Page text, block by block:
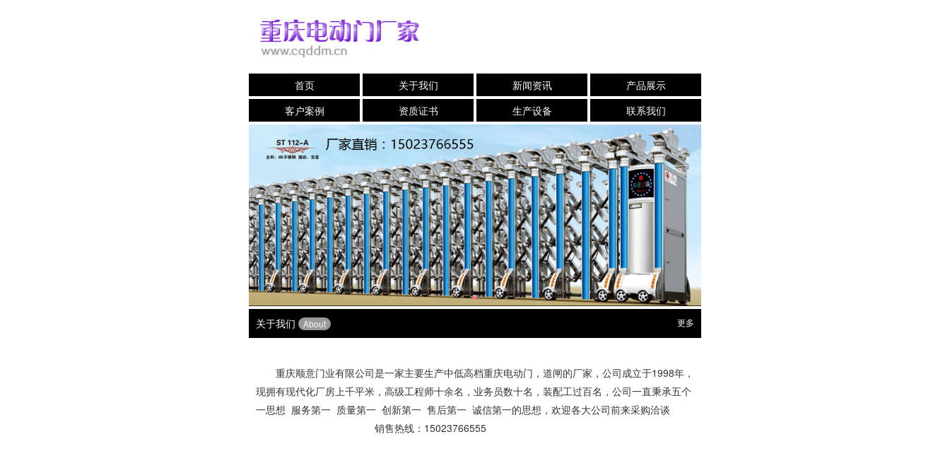
首页 关于我们 新闻资讯
产品展示
客户案例
资质证书 生产设备 联系我们
关于我们 About 更多
重庆顺意门业有限公司是一家主要生产中低高档重庆电动门 ，道闸的厂家，公司成立于1998年，
现拥有现代化厂房上千平米，高级工程师十余名，业务员数十名，装配工过百名，公司一直秉承五个
一思想 服务第一 质量第一 创新第一 售后第一 诚信第一的思想，欢迎各大公司前来采购洽谈
销售热线：15023766555